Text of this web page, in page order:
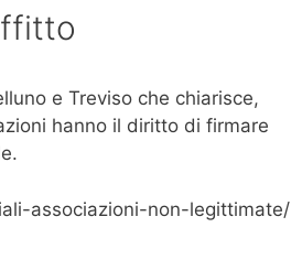
e Treviso che chiarisce,
hanno il diritto di firmare
associazioni-non-legittimate/